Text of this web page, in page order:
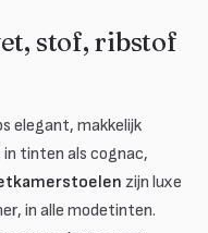
stof, ribstof
elegant, makkelijk
in tinten als cognac,
zijn luxe
in alle modetinten.